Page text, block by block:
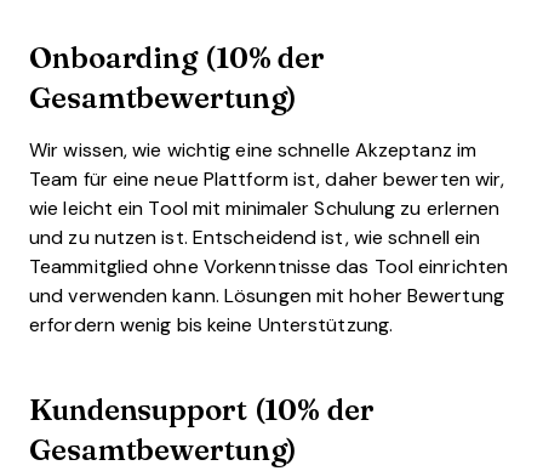
Onboarding (10% der
Gesamtbewertung)
Wir wissen, wie wichtig eine schnelle Akzeptanz im
Team für eine neue Plattform ist, daher bewerten wir,
wie leicht ein Tool mit minimaler Schulung zu erlernen
und zu nutzen ist. Entscheidend ist, wie schnell ein
Teammitglied ohne Vorkenntnisse das Tool einrichten
und verwenden kann. Lösungen mit hoher Bewertung
erfordern wenig bis keine Unterstützung.
Kundensupport (10% der
Gesamtbewertung)